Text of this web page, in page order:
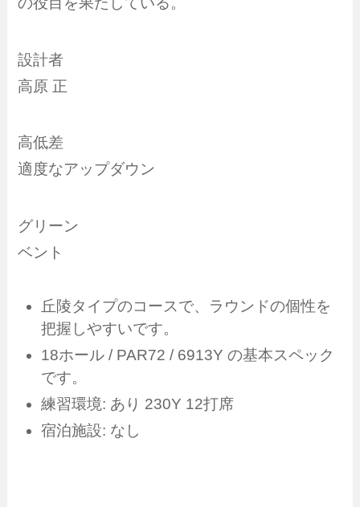
設計者
高原 正
高低差
適度なアップダウン
グリーン
ベント
丘陵タイプのコースで、ラウンドの個性を
把握しやすいです。
18ホール / PAR72 / 6913Y の基本スペック
です。
練習環境: あり 230Y 12打席
宿泊施設: なし